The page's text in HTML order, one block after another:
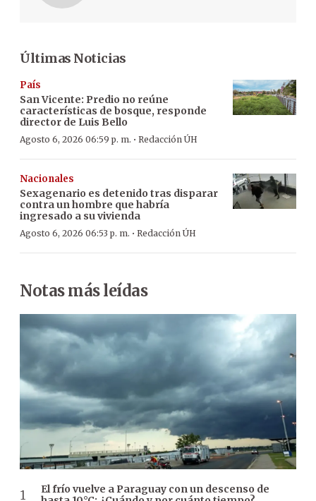
Últimas Noticias
País
San Vicente: Predio no reúne
características de bosque, responde
director de Luis Bello
Agosto 6, 2026 06:59 p. m. · Redacción ÚH
Nacionales
Sexagenario es detenido tras disparar
contra un hombre que habría
ingresado a su vivienda
Agosto 6, 2026 06:53 p. m. · Redacción ÚH
Notas más leídas
El frío vuelve a Paraguay con un descenso de